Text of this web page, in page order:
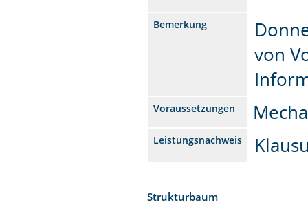
Bemerkung
von
Voraussetzungen
Leistungsnachweis
Strukturbaum